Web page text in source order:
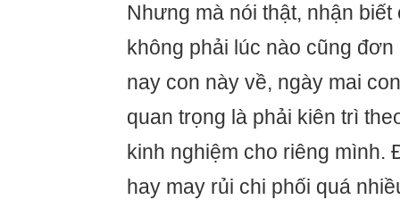
Nhưng mà nói thật, nhận biết
không phải lúc nào cũng
nay con này về, ngày mai
quan trọng là phải kiên trì
kinh nghiệm cho riêng mình.
hay may rủi chi phối quá